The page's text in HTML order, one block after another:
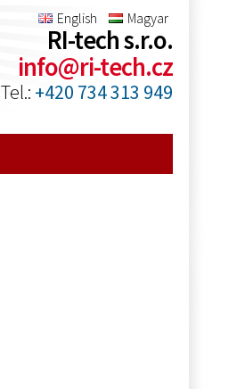
English Magyar
RI-tech s.r.o.
info@ri-tech.cz
Tel.: +420 734 313 949